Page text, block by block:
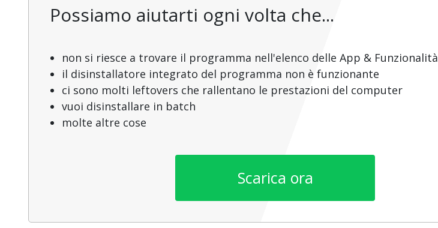
Possiamo aiutarti ogni volta che...
non si riesce a trovare il programma nell'elenco delle App & Funzionalità
il disinstallatore integrato del programma non è funzionante
ci sono molti leftovers che rallentano le prestazioni del computer
vuoi disinstallare in batch
molte altre cose
Scarica ora